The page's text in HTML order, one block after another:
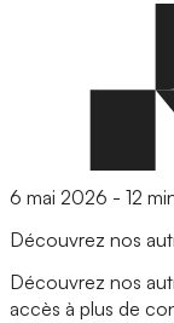
6 mai 2026 - 12
Découvrez nos
Découvrez nos
accès à plus de